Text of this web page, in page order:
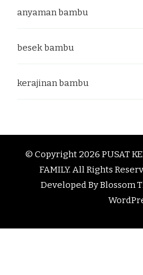
anyaman bambu
besek bambu
kerajinan bambu
© Copyright 2026 PUSAT
FAMILY. All Rights
Developed ByBlossom